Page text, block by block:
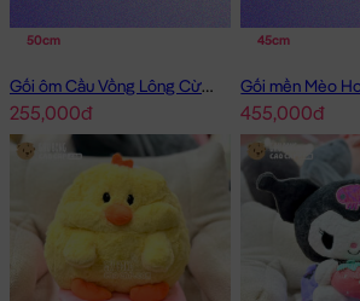
Gối ôm dài - Khỉ Bông YoYo CiCi đang nằm
những sản phẩmGấu Bông Gối ômBÁN
50cm
Gối ôm Cầu Vồng Lông Cừu Sky Babies
255,000đ
45cm
455,000đ